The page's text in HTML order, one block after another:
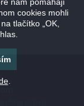
cookies mohli
tlačítko „OK,
.